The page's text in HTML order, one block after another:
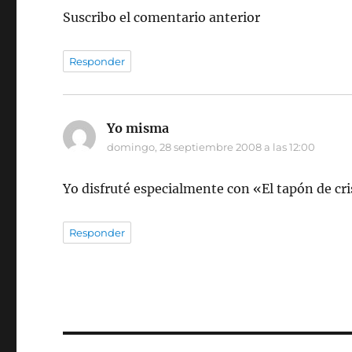
Suscribo el comentario anterior
Responder
Yo misma
domingo, 28 septiembre 2008 a las 12:00
Yo disfruté especialmente con «El tapón de
Responder